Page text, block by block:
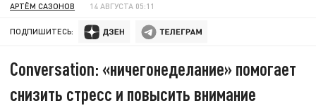
АРТЁМ САЗОНОВ 14 АВГУСТА 05:11
ПОДПИШИТЕСЬ:
Conversation: «ничегонеделание» помогает
снизить стресс и повысить внимание